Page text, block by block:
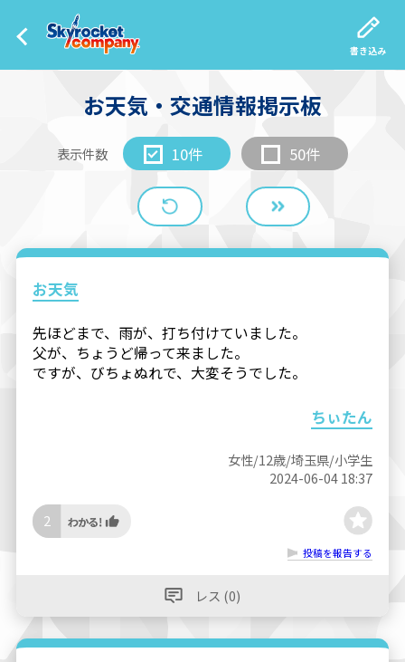
書き込み
お天気・交通情報掲示板
表示件数 10件 50件
お天気
先ほどまで、雨が、打ち付けていました。
父が、ちょうど帰って来ました。
ですが、びちょぬれで、大変そうでした。
ちぃたん
女性/12歳/埼玉県/小学生
2024-06-04 18:37
2
投稿を報告する
レス (0)